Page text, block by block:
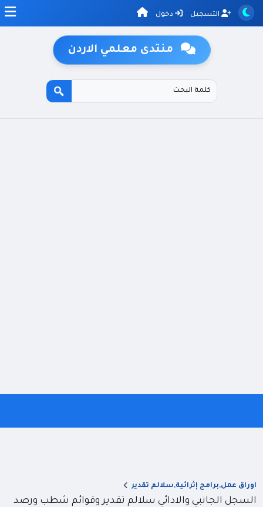
التسجيل دخول
منتدى معلمي الاردن
اوراق عمل,برامج إثرائية,سلالم تقدير
السجل الجانبي والادائي سلالم تقدير وقوائم شطب ورصد